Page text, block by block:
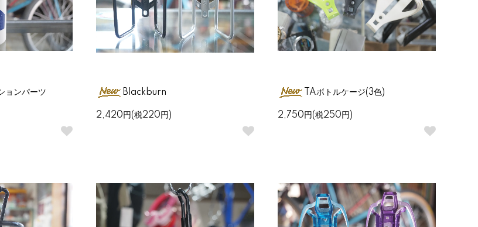
ョンパーツ Blackburn
2,420円(税220円)
TAボトルケージ(3色)
2,750円(税250円)